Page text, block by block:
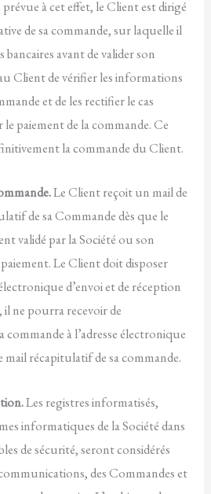
à cet effet, le Client est dirigé
de sa commande, sur laquelle il
avant de valider son
Client de vérifier les informations
et de les rectifier le cas
le paiement de la commande. Ce
la commande du Client.
Le Client reçoit un mail de
de sa Commande dès que le
validé par la Société ou son
Le Client doit disposer
d’envoi et de réception
ne pourra recevoir de
à l’adresse électronique
mail récapitulatif de sa commande.
Les registres informatisés,
informatiques de la Société dans
de sécurité, seront considérés
des Commandes et